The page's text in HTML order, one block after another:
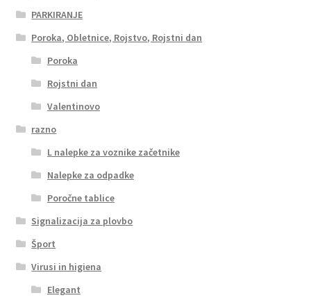
PARKIRANJE
Poroka, Obletnice, Rojstvo, Rojstni dan
Poroka
Rojstni dan
Valentinovo
razno
L nalepke za voznike začetnike
Nalepke za odpadke
Poročne tablice
Signalizacija za plovbo
Šport
Virusi in higiena
Elegant